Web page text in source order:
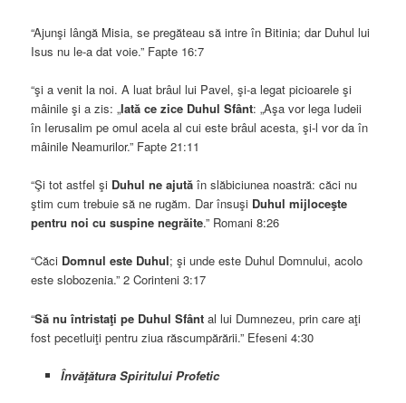
“Ajunşi lângă Misia, se pregăteau să intre în Bitinia; dar Duhul lui
Isus nu le-a dat voie.” Fapte 16:7
“şi a venit la noi. A luat brâul lui Pavel, şi-a legat picioarele şi
mâinile şi a zis: „Iată ce zice Duhul Sfânt: „Aşa vor lega Iudeii
în Ierusalim pe omul acela al cui este brâul acesta, şi-l vor da în
mâinile Neamurilor.” Fapte 21:11
“Şi tot astfel şi Duhul ne ajută în slăbiciunea noastră: căci nu
ştim cum trebuie să ne rugăm. Dar însuşi Duhul mijloceşte
pentru noi cu suspine negrăite.” Romani 8:26
“Căci Domnul este Duhul; şi unde este Duhul Domnului, acolo
este slobozenia.” 2 Corinteni 3:17
“Să nu întristaţi pe Duhul Sfânt al lui Dumnezeu, prin care aţi
fost pecetluiţi pentru ziua răscumpărării.” Efeseni 4:30
Învăţătura Spiritului Profetic